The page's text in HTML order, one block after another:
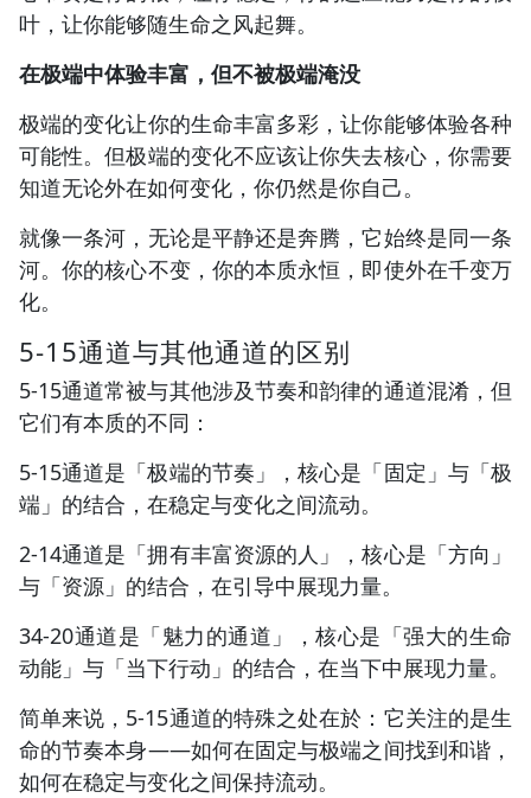
叶，让你能够随生命之风起舞。
在极端中体验丰富，但不被极端淹没
极端的变化让你的生命丰富多彩，让你能够体验各种
可能性。但极端的变化不应该让你失去核心，你需要
知道无论外在如何变化，你仍然是你自己。
就像一条河，无论是平静还是奔腾，它始终是同一条
河。你的核心不变，你的本质永恒，即使外在千变万
化。
5-15通道与其他通道的区别
5-15通道常被与其他涉及节奏和韵律的通道混淆，但
它们有本质的不同：
5-15通道是「极端的节奏」，核心是「固定」与「极
端」的结合，在稳定与变化之间流动。
2-14通道是「拥有丰富资源的人」，核心是「方向」
与「资源」的结合，在引导中展现力量。
34-20通道是「魅力的通道」，核心是「强大的生命
动能」与「当下行动」的结合，在当下中展现力量。
简单来说，5-15通道的特殊之处在於：它关注的是生
命的节奏本身——如何在固定与极端之间找到和谐，
如何在稳定与变化之间保持流动。